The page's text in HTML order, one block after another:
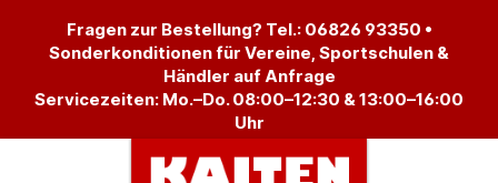
Fragen zur Bestellung? Tel.: 06826 93350 •
Sonderkonditionen für Vereine, Sportschulen &
Händler auf Anfrage
Servicezeiten: Mo.–Do. 08:00–12:30 & 13:00–16:00
Uhr